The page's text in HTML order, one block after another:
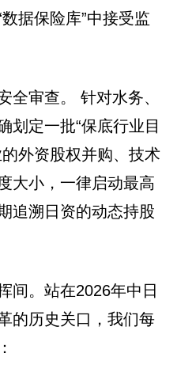
据保险库”中接受监
全审查。 针对水务、
划定一批“保底行业目
外资股权并购、技术
大小，一律启动最高
追溯日资的动态持股
间。站在2026年中日
的历史关口，我们每